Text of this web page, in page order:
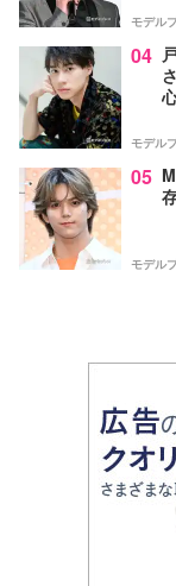
モデル
04
モデル
05
モデル